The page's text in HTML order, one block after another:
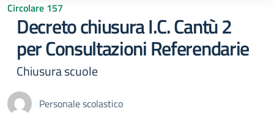
Circolare 157
Decreto chiusura I.C. Cantù 2
per Consultazioni Referendarie
Chiusura scuole
Personale scolastico